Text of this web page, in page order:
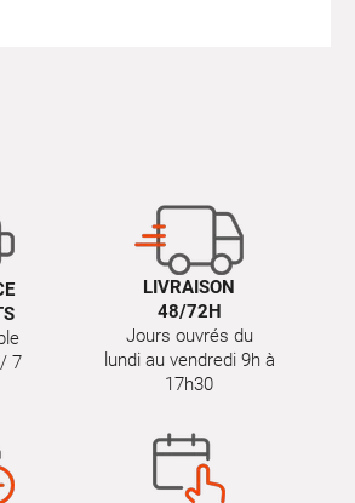
7
LIVRAISON
48/72H
Jours ouvrés du
lundi au vendredi 9h à
17h30